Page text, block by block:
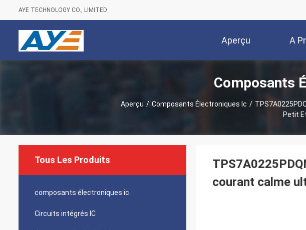
AYE TECHNOLOGY CO., LIMITED
Aperçu A
Composants
Aperçu / Composants Électroniques Ic /
Petit
Tous Les Produits
composants électroniques ic
Circuits intégrés IC
courant calme